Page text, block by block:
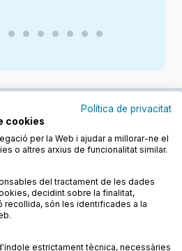
Condicions d’ús
Política de privacitat
cookies
per la Web i ajudar a millorar-ne el
o altres arxius de funcionalitat similar.
del tractament de les dades
decidint sobre la finalitat,
recollida, són les identificades a la
estrictament tècnica, necessàries